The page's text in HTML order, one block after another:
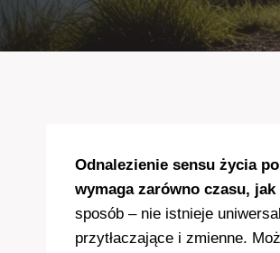
Odnalezienie sensu życia
wymaga zarówno czasu,
sposób – nie istnieje
przytłaczające i zmienne.